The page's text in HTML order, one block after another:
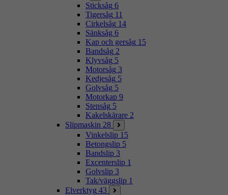
Sticksåg 6
Tigersåg 11
Cirkelsåg 14
Sänksåg 6
Kap och gersåg 15
Bandsåg 2
Klyvsåg 5
Motorsåg 3
Kedjesåg 5
Golvsåg 5
Motorkap 9
Stensåg 5
Kakelskärare 2
Slipmaskin 28
Vinkelslip 15
Betongslip 5
Bandslip 3
Excenterslip 1
Golvslip 3
Tak/väggslip 1
Elverktyg 43